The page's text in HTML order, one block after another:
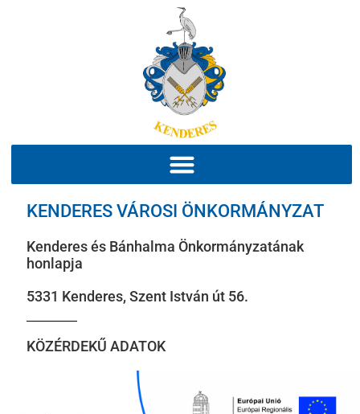
KENDERES VÁROSI ÖNKORMÁNYZAT
Kenderes és Bánhalma Önkormányzatának
honlapja
5331 Kenderes, Szent István út 56.
KÖZÉRDEKŰ ADATOK